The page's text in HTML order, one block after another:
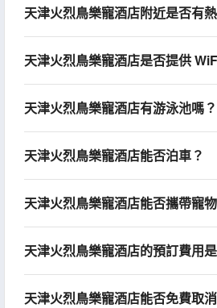
天津火烈鳥樂寵酒店附近是否有
天津火烈鳥樂寵酒店是否提供
天津火烈鳥樂寵酒店有游泳池嗎？
天津火烈鳥樂寵酒店能否泊車？
天津火烈鳥樂寵酒店能否攜帶寵
天津火烈鳥樂寵酒店的預訂費用
天津火烈鳥樂寵酒店能否免費取